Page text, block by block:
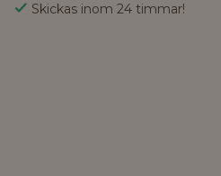
Skickas inom 24 timmar!